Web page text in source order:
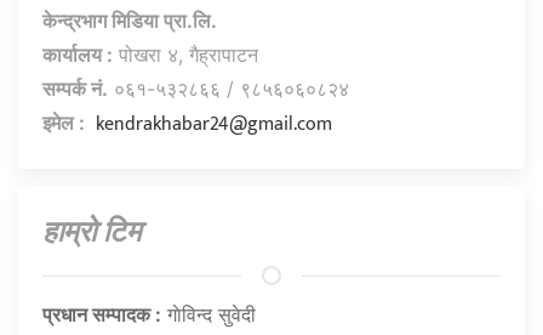
केन्द्रभाग मिडिया प्रा.लि.
कार्यालय : पोखरा ४, गैह्रापाटन
सम्पर्क नं. ०६१-५३२८६६ / ९८५६०६०८२४
इमेल : kendrakhabar24@gmail.com
हाम्राे टिम
प्रधान सम्पादक : गाेविन्द सुवेदी